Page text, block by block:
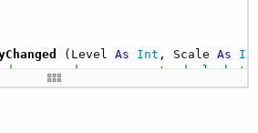
(Level As Int , Scale As
se produce un evento de la
" & Level )